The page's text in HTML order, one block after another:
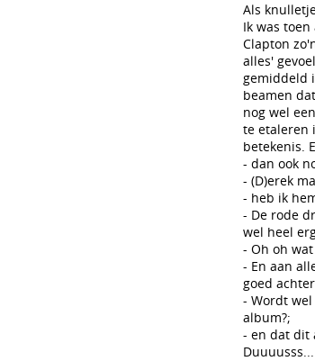
Als
Ik was
Clapton
alles'
gemiddeld
beamen
nog wel
te etaleren
betekenis.
- dan ook
- (D)erek
- heb ik
- De rode
wel heel
- Oh oh
- En aan
goed
- Wordt
album?;
- en dat dit
Duuuusss...